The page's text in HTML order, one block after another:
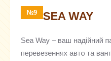
№9 SEA WAY
Sea Way – ваш надійний
перевезеннях авто та